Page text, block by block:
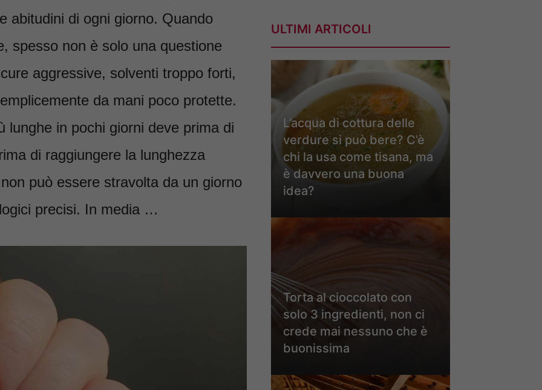
abitudini di ogni giorno. Quando
spesso non è solo una questione
aggressive, solventi troppo forti,
da mani poco protette.
lunghe in pochi giorni deve prima di
di raggiungere la lunghezza
può essere stravolta da un giorno
precisi. In media …
ULTIMI ARTICOLI
L’acqua di cottura delle
verdure si può bere? C’è
chi la usa come tisana, ma
è davvero una buona
idea?
Torta al cioccolato con
solo 3 ingredienti, non ci
crede mai nessuno che è
buonissima